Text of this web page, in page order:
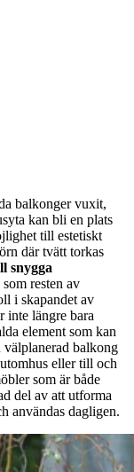
balkonger vuxit,
kan bli en plats
till estetiskt
där tvätt torkas
snygga
resten av
i skapandet av
inte längre bara
element som kan
välplanerad balkong
eller till och
som är både
del av att utforma
användas dagligen.